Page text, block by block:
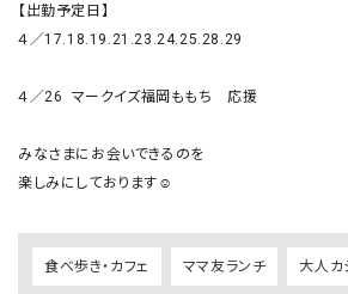
【出勤予定日】
４／17.18.19.21.23.24.25.28.29
４／26  マークイズ福岡ももち　応援
みなさまにお会いできるのを
楽しみにしております☺️
食べ歩き・カフェ ママ友ランチ 大人カ